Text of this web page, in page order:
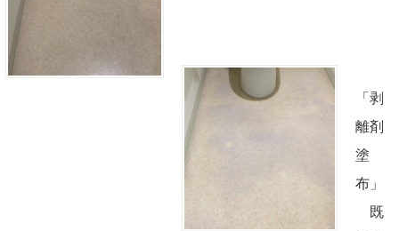
「剥
離剤
塗
布」
既